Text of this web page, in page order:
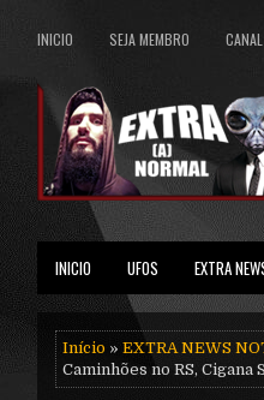
INICIO SEJA MEMBRO
INICIO UFOS EXTRA
Início » EXTRA NEWS
Caminhões no RS,